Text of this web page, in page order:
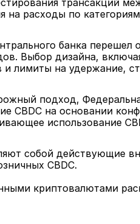
трансакций
на расходы по
банка перешел
Выбор дизайна,
лимиты на удержание,
подход,
CBDC на основании
использование
собой действующие
CBDC.
криптовалютами